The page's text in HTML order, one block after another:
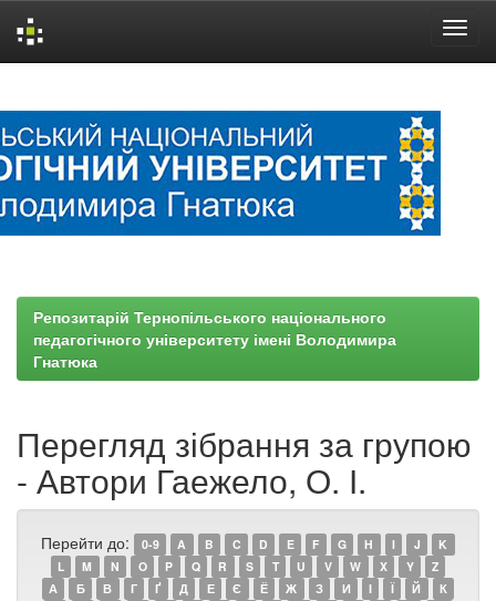
Репозитарій Тернопільського національного
педагогічного університету імені Володимира
Гнатюка
Перегляд зібрання за групою
- Автори Гаежело, О. І.
Перейти до: 0-9 A B C D E F G H I J
K
L
M N O P Q R S T U V W X Y
Z
А
Б В Г Ґ Д Е Є Ё Ж З И І Ї Й
К